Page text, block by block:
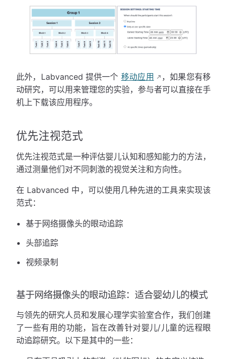
此外，Labvanced 提供一个 移动应用
，如果您有移
动研究，可以用来管理您的实验，参与者可以直接在手
机上下载该应用程序。
优先注视范式
优先注视范式是一种评估婴儿认知和感知能力的方法，
通过测量他们对不同刺激的视觉关注和方向性。
在 Labvanced 中，可以使用几种先进的工具来实现该
范式：
基于网络摄像头的眼动追踪
头部追踪
视频录制
基于网络摄像头的眼动追踪：适合婴幼儿的模式
与领先的研究人员和发展心理学实验室合作，我们创建
了一些有用的功能，旨在改善针对婴儿/儿童的远程眼
动追踪研究。以下是其中的一些：